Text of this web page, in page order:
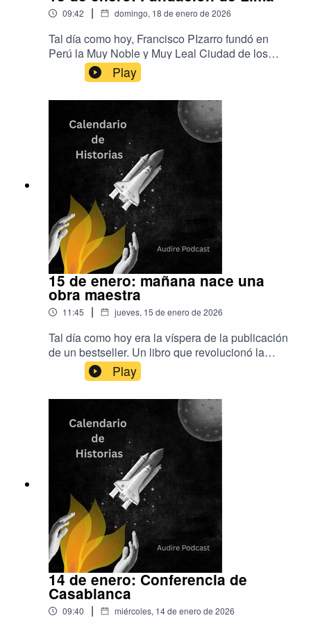
09:42 | domingo, 18 de enero de 2026
Tal día como hoy, Francisco PIzarro fundó en
Perú la Muy Noble y Muy Leal Ciudad de los
Reyes de Lima siguiendo un trazado muy común
en otras ciudades coloniales y que hoy puede
todavía reconocerse. Esta zona histórica ha sido
reconocida por la UNESCO como Patrimonio de
la Humanidad.Música de Aser Rodríguez y
EpidemicSoundProducción de
Audirepodcastwww.audirepodcast.com
Play
15 de enero: mañana nace una
obra maestra
11:45 | jueves, 15 de enero de 2026
Tal día como hoy era la víspera de la publicación
de un bestseller. Un libro que revolucionó la
literatura y que nos ha dado dos de personajes
muy queridos: Don Quijote y Sancho
Panza.Música de Aser Rodríguez y
EpidemicSoundProducción de Audire
PodcastInfinitas gracias a Marina Sanmartín de
Cervantes y Co y a Marcos, de Madrid.
Play
14 de enero: Conferencia de
Casablanca
09:40 | miércoles, 14 de enero de 2026